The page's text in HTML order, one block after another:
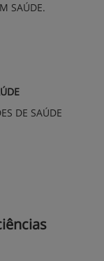
SAÚDE.
DE SAÚDE